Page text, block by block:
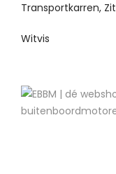
Transportkarren,
Witvis